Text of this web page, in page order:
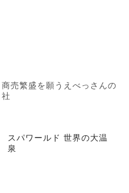
商売繁盛を願うえべっさんの
社
スパワールド 世界の大温
泉